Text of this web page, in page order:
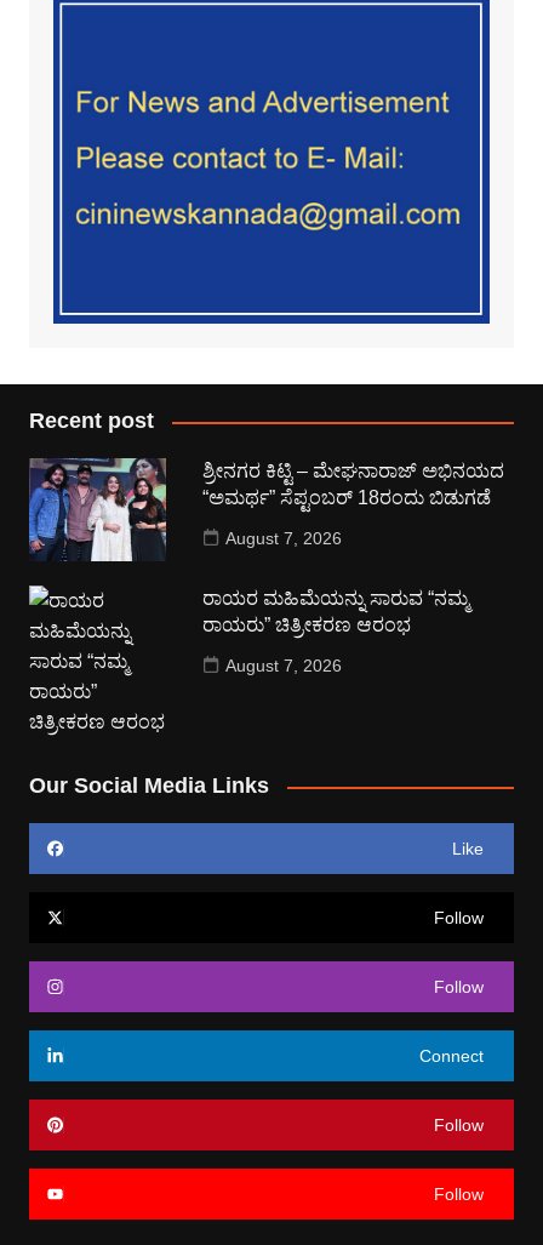
Recent post
ಶ್ರೀನಗರ ಕಿಟ್ಟಿ – ಮೇಘನಾರಾಜ್ ಅಭಿನಯದ
“ಅಮರ್ಥ” ಸೆಪ್ಟಂಬರ್ 18ರಂದು ಬಿಡುಗಡೆ
August 7, 2026
ರಾಯರ ಮಹಿಮೆಯನ್ನು ಸಾರುವ “ನಮ್ಮ
ರಾಯರು” ಚಿತ್ರೀಕರಣ ಆರಂಭ
August 7, 2026
Our Social Media Links
Like
Follow
Follow
Connect
Follow
Follow